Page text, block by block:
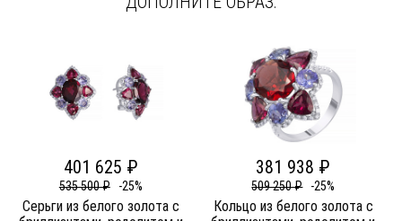
401 625 ₽
535 500 ₽ -25%
Серьги из белого золота c
381 938 ₽
509 250 ₽ -25%
Кольцо из белого золота c